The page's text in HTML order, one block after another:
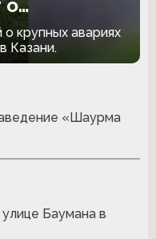
о
в разных
крупных авариях
Казани.
«Шаурма
Баумана в